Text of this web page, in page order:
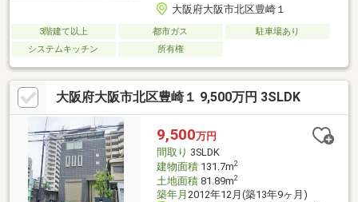
大阪府大阪市北区豊崎１
3階建て以上 都市ガス
駐車場あり
システムキッチン
所有権
大阪府大阪市北区豊崎１ 9,500万円 3SLDK
9,500万円
間取り 3SLDK
建物面積131.7m2
土地面積81.89m2
築年月 2012年12月(築13年9ヶ月)